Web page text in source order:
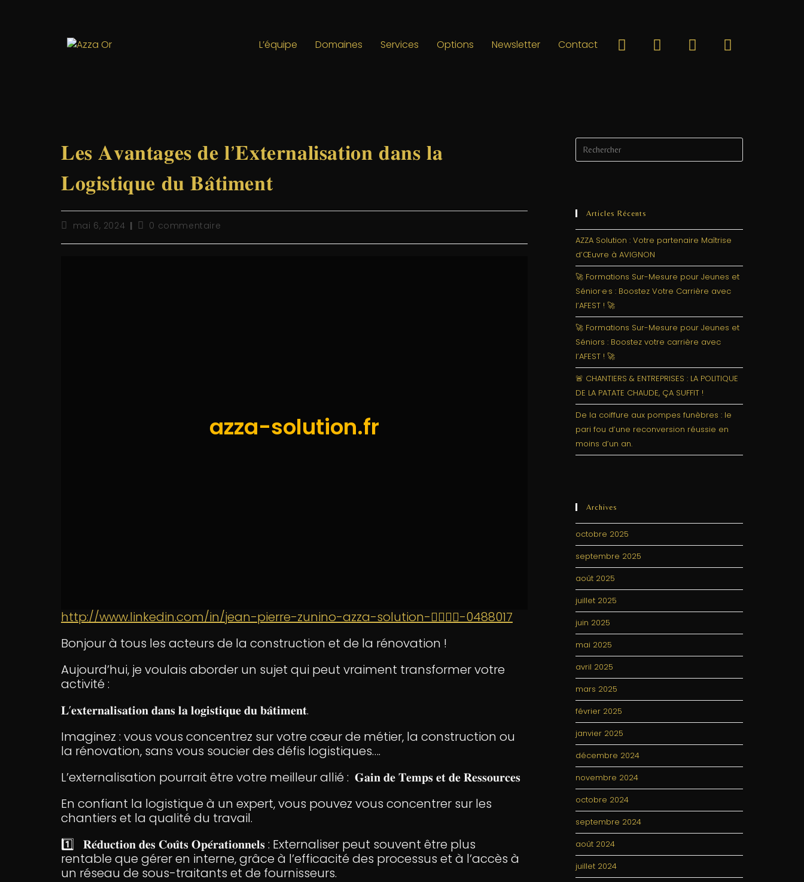
L’équipe Domaines Services Options Newsletter Contact
𝐋𝐞𝐬 𝐀𝐯𝐚𝐧𝐭𝐚𝐠𝐞𝐬 𝐝𝐞 𝐥’𝐄𝐱𝐭𝐞𝐫𝐧𝐚𝐥𝐢𝐬𝐚𝐭𝐢𝐨𝐧 𝐝𝐚𝐧𝐬 𝐥𝐚
𝐋𝐨𝐠𝐢𝐬𝐭𝐢𝐪𝐮𝐞 𝐝𝐮 𝐁𝐚̂𝐭𝐢𝐦𝐞𝐧𝐭
mai 6, 2024 0 commentaire
azza-solution.fr
http://www.linkedin.com/in/jean-pierre-zunino-azza-solution-👷‍♂️👷‍♂️-0488017
Bonjour à tous les acteurs de la construction et de la rénovation !
Aujourd’hui, je voulais aborder un sujet qui peut vraiment transformer votre
activité :
𝐋’𝐞𝐱𝐭𝐞𝐫𝐧𝐚𝐥𝐢𝐬𝐚𝐭𝐢𝐨𝐧 𝐝𝐚𝐧𝐬 𝐥𝐚 𝐥𝐨𝐠𝐢𝐬𝐭𝐢𝐪𝐮𝐞 𝐝𝐮 𝐛𝐚̂𝐭𝐢𝐦𝐞𝐧𝐭.
Imaginez : vous vous concentrez sur votre cœur de métier, la construction ou
la rénovation, sans vous soucier des défis logistiques….
L’externalisation pourrait être votre meilleur allié : 𝐆𝐚𝐢𝐧 𝐝𝐞 𝐓𝐞𝐦𝐩𝐬 𝐞𝐭 𝐝𝐞 𝐑𝐞𝐬𝐬𝐨𝐮𝐫𝐜𝐞𝐬
En confiant la logistique à un expert, vous pouvez vous concentrer sur les
chantiers et la qualité du travail.
1️⃣ 𝐑𝐞́𝐝𝐮𝐜𝐭𝐢𝐨𝐧 𝐝𝐞𝐬 𝐂𝐨𝐮̂𝐭𝐬 𝐎𝐩𝐞́𝐫𝐚𝐭𝐢𝐨𝐧𝐧𝐞𝐥𝐬 : Externaliser peut souvent être plus
rentable que gérer en interne, grâce à l’efficacité des processus et à l’accès à
un réseau de sous-traitants et de fournisseurs.
Articles Récents
AZZA Solution : Votre partenaire Maîtrise
d’Œuvre à AVIGNON
🚀 Formations Sur-Mesure pour Jeunes et
Sénior·e·s : Boostez Votre Carrière avec
l’AFEST ! 🚀
🚀 Formations Sur-Mesure pour Jeunes et
Séniors : Boostez votre carrière avec
l’AFEST ! 🚀
🚨 CHANTIERS & ENTREPRISES : LA POLITIQUE
DE LA PATATE CHAUDE, ÇA SUFFIT !
De la coiffure aux pompes funèbres : le
pari fou d’une reconversion réussie en
moins d’un an.
Archives
octobre 2025
septembre 2025
août 2025
juillet 2025
juin 2025
mai 2025
avril 2025
mars 2025
février 2025
janvier 2025
décembre 2024
novembre 2024
octobre 2024
septembre 2024
août 2024
juillet 2024